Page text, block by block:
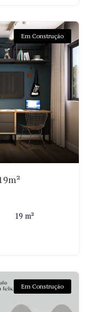
Em Construção
19 m²
Em Construção